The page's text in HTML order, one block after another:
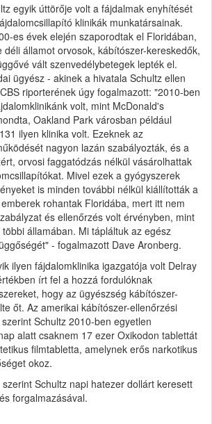
egyik úttörője volt a fájdalmak enyhítését
klinikák munkatársainak.
es évek elején szaporodtak el Floridában,
déli államot orvosok, kábítószer-kereskedők,
vált szenvedélybetegek lepték el.
ügyész - akinek a hivatala Schultz ellen
riporterének úgy fogalmazott: "2010-ben
volt, mint McDonald's
Oakland Park városban például
ilyen klinika volt. Ezeknek az
nagyon lazán szabályozták, és a
orvosi faggatódzás nélkül vásárolhattak
Mivel ezek a gyógyszerek
is minden további nélkül kiállították a
rohantak Floridába, mert itt nem
és ellenőrzés volt érvényben, mint
államában. Mi tápláltuk az egész
- fogalmazott Dave Aronberg.
ilyen fájdalomklinika igazgatója volt Delray
írt fel a hozzá fordulóknak
hogy az ügyészség kábítószer-
őt. Az amerikai kábítószer-ellenőrzési
Schultz 2010-ben egyetlen
alatt csaknem 17 ezer Oxikodon tablettát
filmtabletta, amelynek erős narkotikus
okoz.
Schultz napi hatezer dollárt keresett
forgalmazásával.